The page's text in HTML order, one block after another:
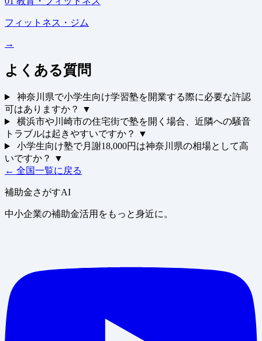
フィットネス・ジム
→
よくある質問
神奈川県で小学生向け学習塾を開業する際に必要な許認
可はありますか？
▼
横浜市や川崎市の住宅街で塾を開く場合、近隣への騒音
トラブルは起きやすいですか？
▼
小学生向け塾で月謝18,000円は神奈川県の相場として高
いですか？
▼
← 全国一覧に戻る
補助金さがすAI
中小企業の補助金活用をもっと身近に。